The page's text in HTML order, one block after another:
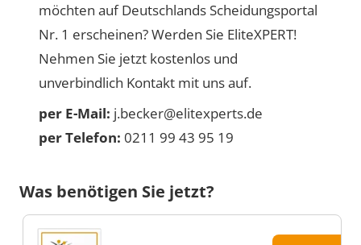
möchten auf Deutschlands Scheidungsportal
Nr. 1 erscheinen? Werden Sie EliteXPERT!
Nehmen Sie jetzt kostenlos und
unverbindlich Kontakt mit uns auf.
per E-Mail: j.becker@elitexperts.de
per Telefon: 0211 99 43 95 19
Was benötigen Sie jetzt?